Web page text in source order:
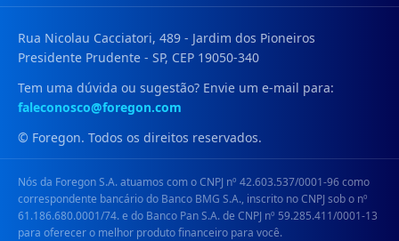
Rua Nicolau Cacciatori, 489 - Jardim dos Pioneiros
Presidente Prudente - SP, CEP 19050-340
Tem uma dúvida ou sugestão? Envie um e-mail para:
faleconosco@foregon.com
© Foregon. Todos os direitos reservados.
Nós da Foregon S.A. atuamos com o CNPJ nº 42.603.537/0001-96 como
correspondente bancário do Banco BMG S.A., inscrito no CNPJ sob o nº
61.186.680.0001/74. e do Banco Pan S.A. de CNPJ nº 59.285.411/0001-13
para oferecer o melhor produto financeiro para você.